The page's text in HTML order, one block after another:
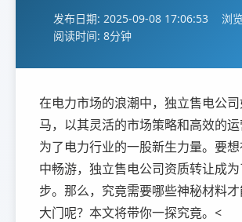
发布日期: 2025-09-08 17:06:53
浏
阅读时间: 8分钟
在电力市场的浪潮中，独立售电公
马，以其灵活的市场策略和高效的
为了电力行业的一股新生力量。要
中畅游，独立售电公司资质转让成
步。那么，究竟需要哪些神秘材料
大门呢？本文将带你一探究竟。<